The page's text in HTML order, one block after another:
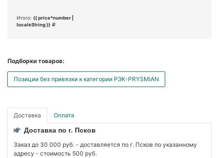
Итого: {{ price*number |
localeString }}
Подборки товаров:
Позиции без привязки к категории РЭК-PRYSMIAN
Доставка Оплата
Доставка по г. Псков
Заказ до 30 000 руб. - доставляется по г. Псков по указанному
адресу - стоимость 500 руб.